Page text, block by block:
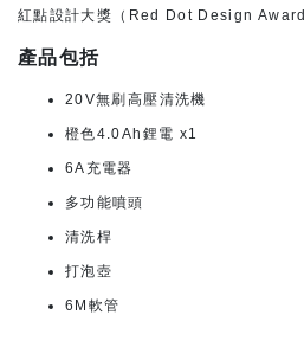
紅點設計大獎（Red Dot Design Award
產品包括
20V無刷高壓清洗機
橙色4.0Ah鋰電 x1
6A充電器
多功能噴頭
清洗桿
打泡壺
6M軟管